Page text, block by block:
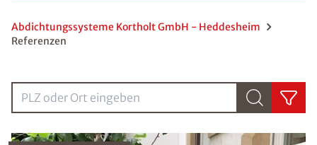
Abdichtungssysteme Kortholt GmbH - Heddesheim
Referenzen
PLZ oder Ort eingebenPLZ oder Ort eingeben